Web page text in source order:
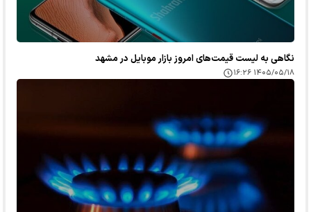
نگاهی به لیست قیمت‌های امروز بازار موبایل در مشهد
۱۴۰۵/۰۵/۱۸ ۱۶:۲۶